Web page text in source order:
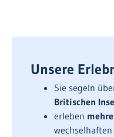
Unsere
Sie segeln
Britischen
erleben